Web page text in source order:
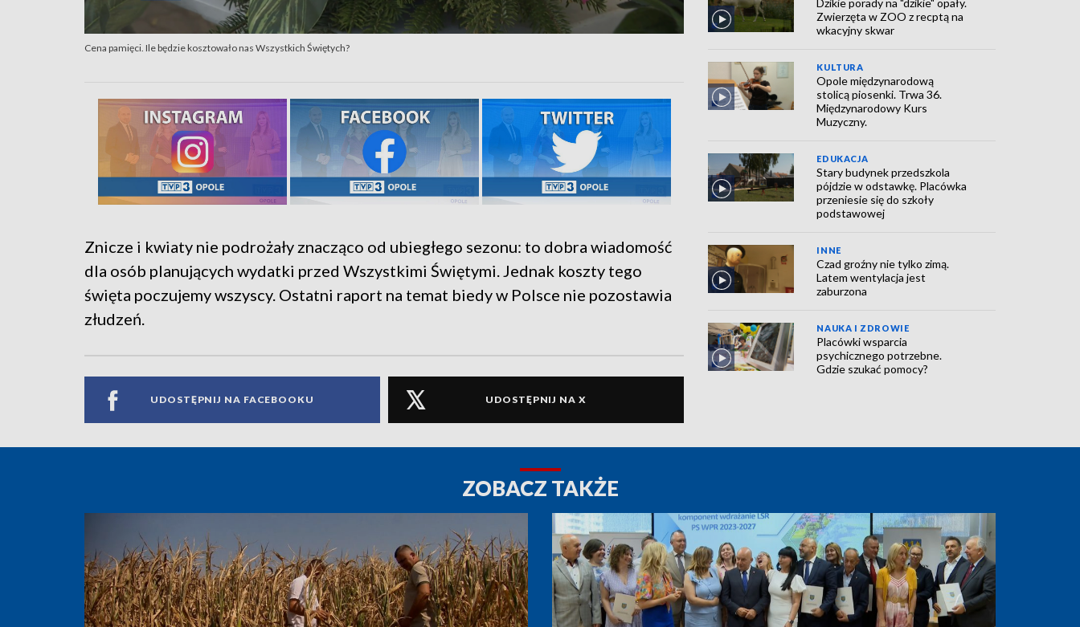
Cena pamięci. Ile będzie kosztowało nas Wszystkich Świętych?
Znicze i kwiaty nie podrożały znacząco od ubiegłego sezonu: to dobra wiadomość
dla osób planujących wydatki przed Wszystkimi Świętymi. Jednak koszty tego
święta poczujemy wszyscy. Ostatni raport na temat biedy w Polsce nie pozostawia
złudzeń.
UDOSTĘPNIJ NA FACEBOOKU UDOSTĘPNIJ NA X
Zwierzęta w ZOO z recptą na
wkacyjny skwar
KULTURA
Opole międzynarodową
stolicą piosenki. Trwa 36.
Międzynarodowy Kurs
Muzyczny.
EDUKACJA
Stary budynek przedszkola
pójdzie w odstawkę. Placówka
przeniesie się do szkoły
podstawowej
INNE
Czad groźny nie tylko zimą.
Latem wentylacja jest
zaburzona
NAUKA I ZDROWIE
Placówki wsparcia
psychicznego potrzebne.
Gdzie szukać pomocy?
ZOBACZ TAKŻE